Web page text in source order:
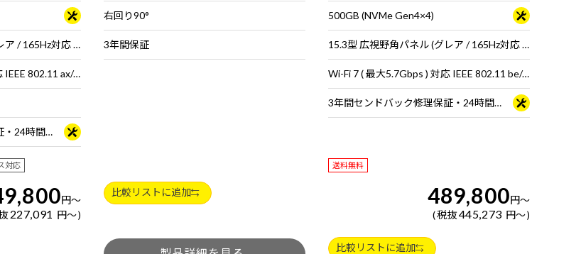
15.6型 液晶パネル (ノングレア / 165Hz対応 / アスペクト比16:9)
Wi-Fi 6E( 最大2.4Gbps )対応 IEEE 802.11 ax/ac/a/b/g/n準拠 ＋ Bluetooth 5内蔵
3年間センドバック修理保証・24時間×365日電話サポート
対応
円～
227,091 円～
右回り90°
3年間保証
比較リストに追加
500GB (NVMe Gen4×4)
15.3型 広視野角パネル (グレア / 165Hz対応 / アスペクト比16:10)
Wi-Fi 7 ( 最大5.7Gbps ) 対応 IEEE 802.11 be/ax/ac/a/b/g/n準拠 ＋ Bluetooth 6内蔵
3年間センドバック修理保証・24時間×365日電話サポート
送料無料
489,800円～
税抜 445,273 円～
比較リストに追加